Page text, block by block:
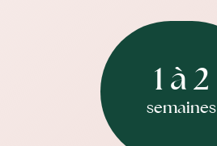
1 à 2
semaines